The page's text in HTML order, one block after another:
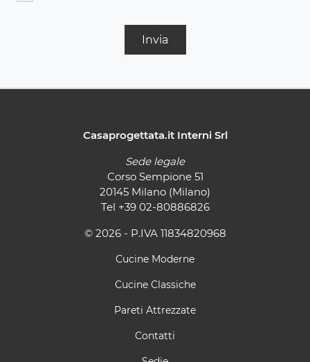
Invia
Casaprogettata.it Interni Srl
Sede legale
Corso Sempione 51
20145 Milano (Milano)
Tel +39 02-80886826
© 2026 - P.IVA 11834820968
Cucine Moderne
Cucine Classiche
Pareti Attrezzate
Contatti